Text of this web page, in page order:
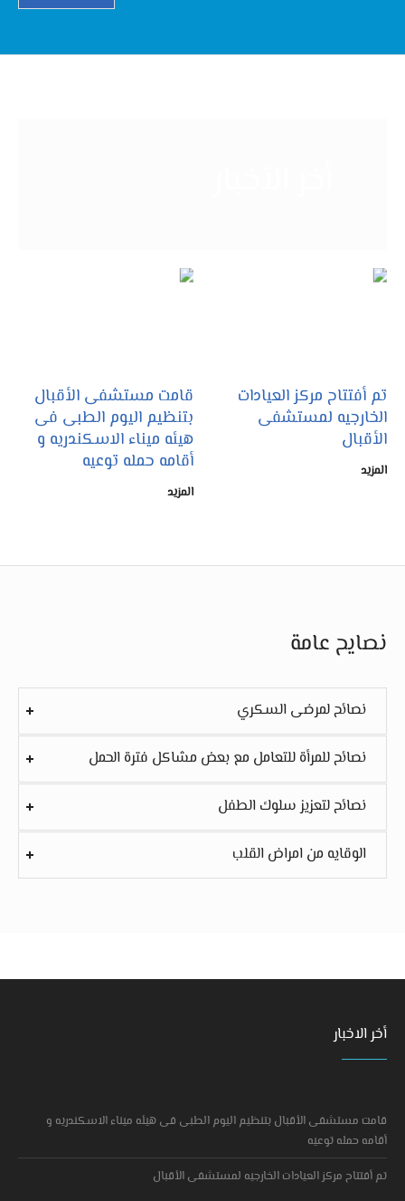
قامت مستشفى الأقبال
بتنظيم اليوم الطبى فى
هيئه ميناء الاسكندريه و
أقامه حمله توعيه
المزيد
تم أفتتاح مركز العيادات
الخارجيه لمستشفى
الأقبال
المزيد
نصايح عامة
نصائح لمرضى السكري
نصائح للمرأة للتعامل مع بعض مشاكل فترة الحمل
نصائح لتعزيز سلوك الطفل
الوقايه من امراض القلب
أخر الاخبار
قامت مستشفى الأقبال بتنظيم اليوم الطبى فى هيئه ميناء الاسكندريه و
أقامه حمله توعيه
تم أفتتاح مركز العيادات الخارجيه لمستشفى الأقبال